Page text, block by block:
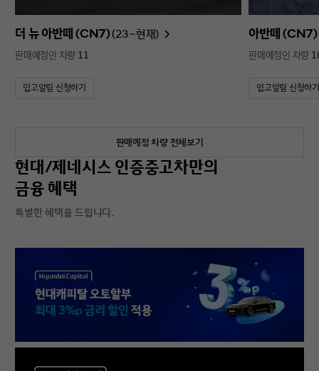
더 뉴 아반떼 (CN7)(23~현재)
판매예정인 차량 11
입고알림 신청하기
아반떼 (CN7)
판매예정인 차량
입고알림 신청하기
판매예정 차량 전체보기
현대/제네시스 인증중고차만의
금융 혜택
특별한 혜택을 드립니다.